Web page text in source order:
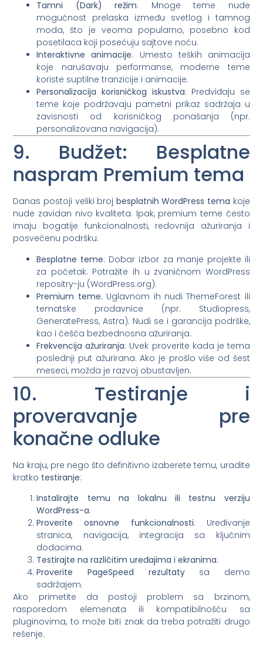
Tamni (Dark) režim: Mnoge teme nude
mogućnost prelaska između svetlog i tamnog
moda, što je veoma popularno, posebno kod
posetilaca koji posećuju sajtove noću.
Interaktivne animacije: Umesto teških animacija
koje narušavaju performanse, moderne teme
koriste suptilne tranzicije i animacije.
Personalizacija korisničkog iskustva: Predviđaju se
teme koje podržavaju pametni prikaz sadržaja u
zavisnosti od korisničkog ponašanja (npr.
personalizovana navigacija).
9. Budžet: Besplatne
naspram Premium tema
Danas postoji veliki broj besplatnih WordPress tema koje
nude zavidan nivo kvaliteta. Ipak, premium teme često
imaju bogatije funkcionalnosti, redovnija ažuriranja i
posvećenu podršku.
Besplatne teme: Dobar izbor za manje projekte ili
za početak. Potražite ih u zvaničnom WordPress
repositry-ju (WordPress.org).
Premium teme: Uglavnom ih nudi ThemeForest ili
tematske prodavnice (npr. Studiopress,
GeneratePress, Astra). Nudi se i garancija podrške,
kao i češća bezbednosna ažuriranja.
Frekvencija ažuriranja: Uvek proverite kada je tema
poslednji put ažurirana. Ako je prošlo više od šest
meseci, možda je razvoj obustavljen.
10. Testiranje i
proveravanje pre
konačne odluke
Na kraju, pre nego što definitivno izaberete temu, uradite
kratko testiranje:
Instalirajte temu na lokalnu ili testnu verziju
WordPress-a.
Proverite osnovne funkcionalnosti: Uređivanje
stranica, navigacija, integracija sa ključnim
dodacima.
Testirajte na različitim uređajima i ekranima.
Proverite PageSpeed rezultatysa demo
sadržajem.
Ako primetite da postoji problem sa brzinom,
rasporedom elemenata ili kompatibilnošću sa
pluginovima, to može biti znak da treba potražiti drugo
rešenje.